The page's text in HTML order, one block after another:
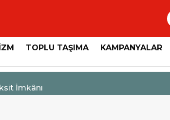
TOPLU TAŞIMA KAMPANYALAR
İmkânı